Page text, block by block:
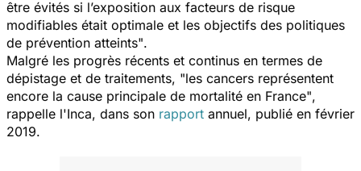
être évités si l’exposition aux facteurs de risque
modifiables était optimale et les objectifs des politiques
de prévention atteints".
Malgré les progrès récents et continus en termes de
dépistage et de traitements, "les cancers représentent
encore la cause principale de mortalité en France",
rappelle l'Inca, dans son rapport annuel, publié en février
2019.